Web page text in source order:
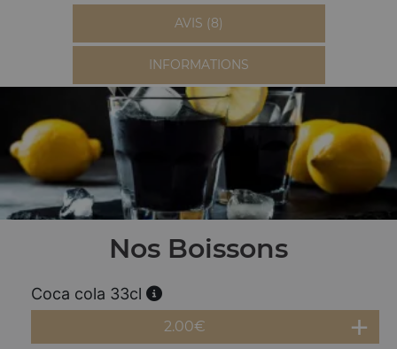
AVIS (8)
INFORMATIONS
Nos Boissons
Coca cola 33cl
2.00€